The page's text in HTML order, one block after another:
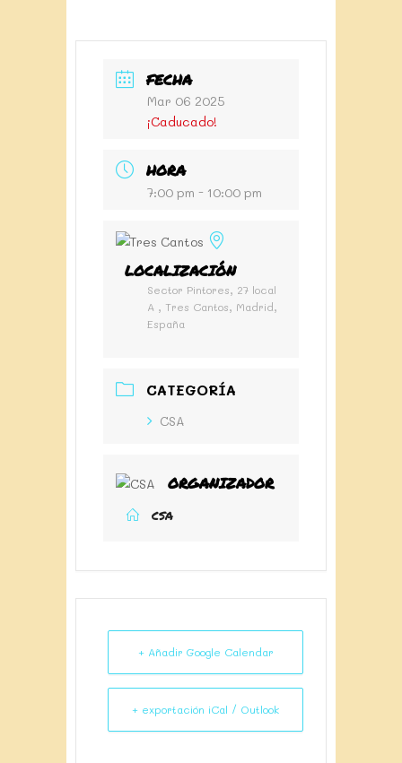
FECHA
Mar 06 2025
¡Caducado!
HORA
7:00 pm - 10:00 pm
LOCALIZACIÓN
Sector Pintores, 27 local
A , Tres Cantos, Madrid,
España
CATEGORÍA
CSA
ORGANIZADOR
CSA
+ Añadir Google Calendar
+ exportación iCal / Outlook